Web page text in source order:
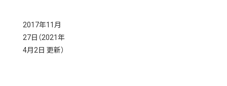
2017年11月
27日 （2021年
4月2日 更新）